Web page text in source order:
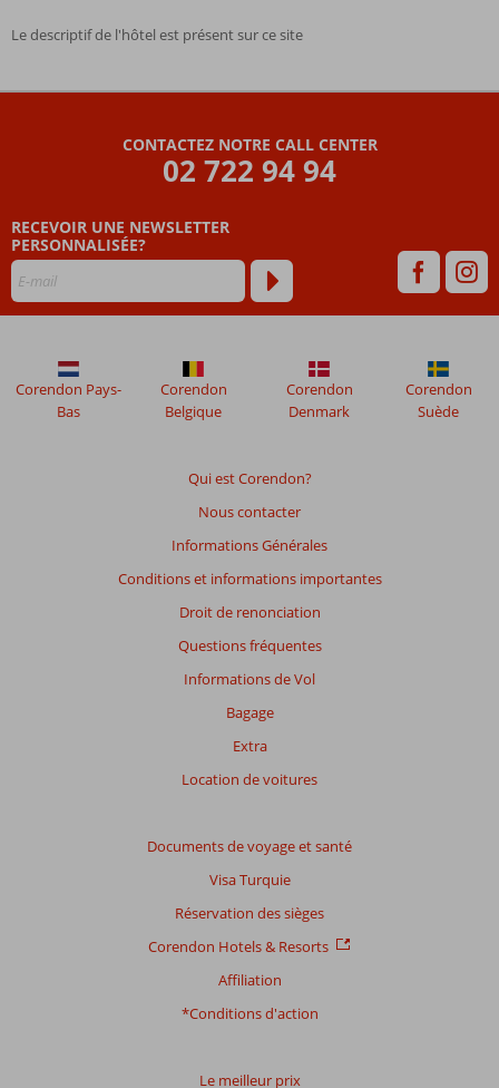
Le descriptif de l'hôtel est présent sur ce site
après
leur
séjour
dans
Tropical
CONTACTEZ NOTRE CALL CENTER
02 722 94 94
RECEVOIR UNE NEWSLETTER
PERSONNALISÉE?
Qui est Corendon?
Nous contacter
Informations Générales
Conditions et informations importantes
Droit de renonciation
Questions fréquentes
Informations de Vol
Bagage
Extra
Location de voitures
Documents de voyage et santé
Visa Turquie
Réservation des sièges
Corendon Hotels & Resorts
Affiliation
*Conditions d'action
Le meilleur prix
Corendon Pays-
Bas
Corendon
Belgique
Corendon
Denmark
Corendon
Suède